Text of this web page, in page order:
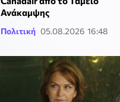
Ανάκαμψης
Πολιτική 05.08.2026 16:48